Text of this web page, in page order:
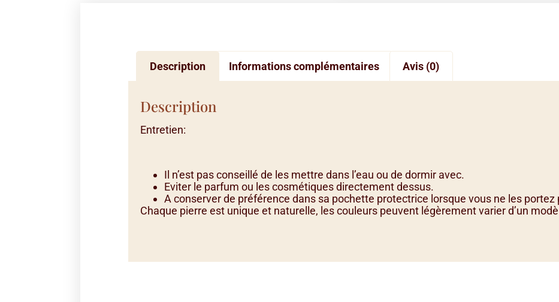
Description Informations complémentaires Avis (0)
Description
Entretien:
Il n’est pas conseillé de les mettre dans l’eau ou de dormir avec.
Eviter le parfum ou les cosmétiques directement dessus.
A conserver de préférence dans sa pochette protectrice lorsque vous ne les portez
Chaque pierre est unique et naturelle, les couleurs peuvent légèrement varier d’un